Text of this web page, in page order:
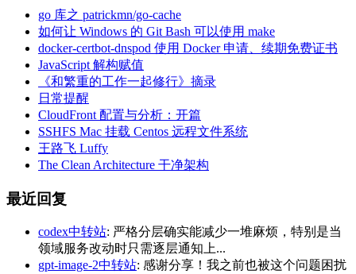
go 库之 patrickmn/go-cache
如何让 Windows 的 Git Bash 可以使用 make
docker-certbot-dnspod 使用 Docker 申请、续期免费证书
JavaScript 解构赋值
《和繁重的工作一起修行》摘录
日常提醒
CloudFront 配置与分析：开篇
SSHFS Mac 挂载 Centos 远程文件系统
王路飞 Luffy
The Clean Architecture 干净架构
最近回复
codex中转站: 严格分层确实能减少一堆麻烦，特别是当
领域服务改动时只需逐层通知上...
gpt-image-2中转站: 感谢分享！我之前也被这个问题困扰